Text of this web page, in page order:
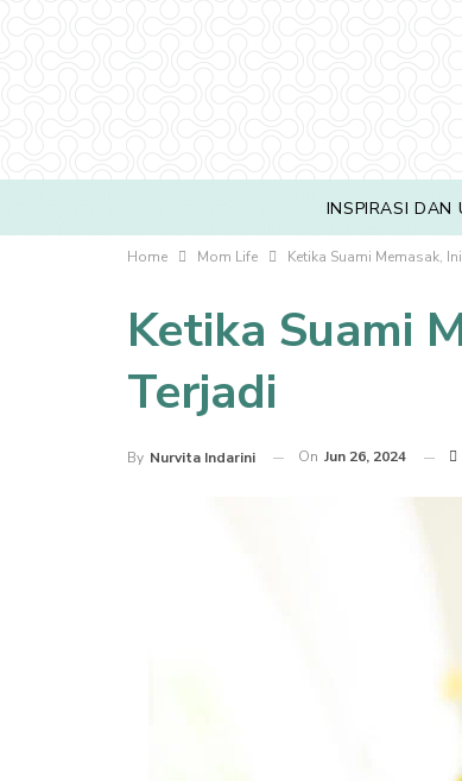
INSPIRASI DAN
Home Mom Life Ketika Suami Memasak,
Ketika Suami
Terjadi
By Nurvita Indarini On Jun 26, 2024